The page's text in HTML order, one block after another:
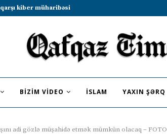
iştirak etməyə dəvət...
BIZIM VIDEO İSLAM YAXIN ŞƏRQ
adi gözlə müşahidə etmək mümkün olacaq – FOTO